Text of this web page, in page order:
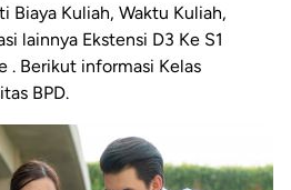
Biaya Kuliah, Waktu Kuliah,
lainnya Ekstensi D3 Ke S1
. Berikut informasi Kelas
BPD.